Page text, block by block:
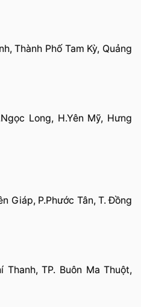
Thành Phố Tam Kỳ, Quảng
Long, H.Yên Mỹ, Hưng
Giáp, P.Phước Tân, T. Đồng
TP. Buôn Ma Thuột,